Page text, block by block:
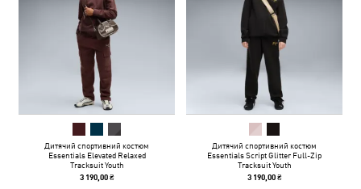
Дитячий спортивний костюм
Essentials Elevated Relaxed
Tracksuit Youth
3 190,00 ₴
Дитячий спортивний костюм
Essentials Script Glitter Full-Zip
Tracksuit Youth
3 190,00 ₴